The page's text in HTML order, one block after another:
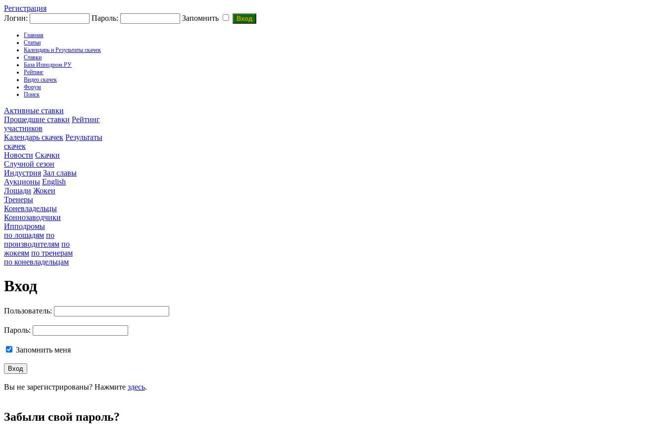
Регистрация
Логин:
Пароль: Запомнить
Главная
Статьи
Календарь и Результаты скачек
Ставки
База Ипподром.РУ
Рейтинг
Видео скачек
Форум
Поиск
Активные ставки
Прошедшие ставки Рейтинг
участников
Календарь скачек Результаты
скачек
Новости Скачки
Случной сезон
Индустрия Зал славы
Аукционы English
Лошади Жокеи
Тренеры
Коневладельцы
Коннозаводчики
Ипподромы
по лошадям по
производителям по
жокеям по тренерам
по коневладельцам
Вход
Пользователь:
Пароль:
Запомнить меня
Вы не зарегистрированы? Нажмите здесь.
Забыли свой пароль?